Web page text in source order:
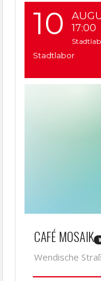
10 17:00
Stadtlabor
CAFÉ MOSAIK
Wendische